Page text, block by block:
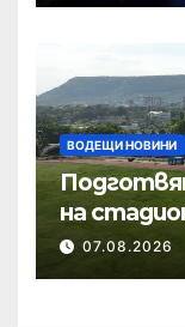
ВОДЕЩИ НОВИНИ
на
07.08.2026